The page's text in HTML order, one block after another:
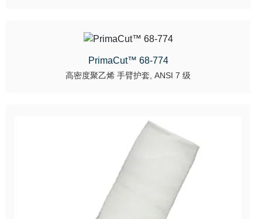
PrimaCut™ 68-774
高密度聚乙烯 手臂护套, ANSI 7 级